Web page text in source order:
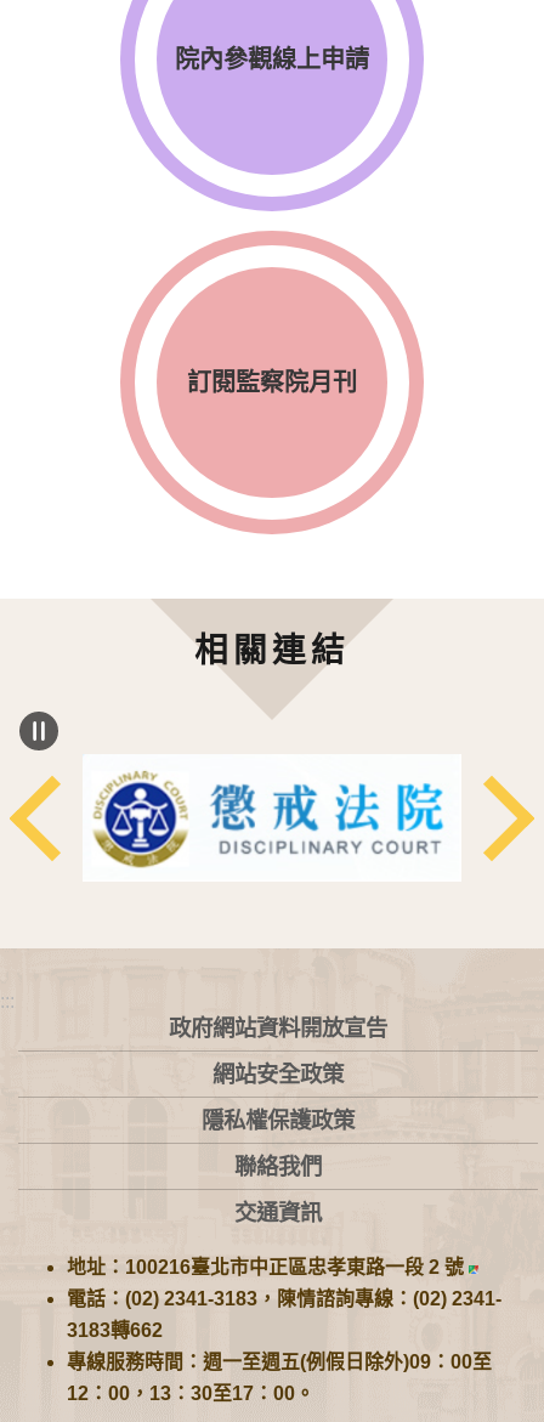
院內參觀線上申請
訂閱監察院月刊
相關連結
:::
政府網站資料開放宣告
網站安全政策
隱私權保護政策
聯絡我們
交通資訊
地址：100216臺北市中正區忠孝東路一段 2 號
電話：(02) 2341-3183，陳情諮詢專線：(02) 2341-
3183轉662
專線服務時間：週一至週五(例假日除外)09：00至
12：00，13：30至17：00。